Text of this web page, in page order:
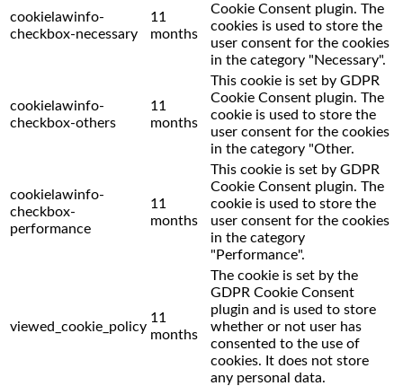
cookielawinfo-
checkbox-necessary
11
months
Cookie Consent plugin. The
cookies is used to store the
user consent for the cookies
in the category "Necessary".
cookielawinfo-
checkbox-others
11
months
This cookie is set by GDPR
Cookie Consent plugin. The
cookie is used to store the
user consent for the cookies
in the category "Other.
cookielawinfo-
checkbox-
performance
11
months
This cookie is set by GDPR
Cookie Consent plugin. The
cookie is used to store the
user consent for the cookies
in the category
"Performance".
viewed_cookie_policy
11
months
The cookie is set by the
GDPR Cookie Consent
plugin and is used to store
whether or not user has
consented to the use of
cookies. It does not store
any personal data.